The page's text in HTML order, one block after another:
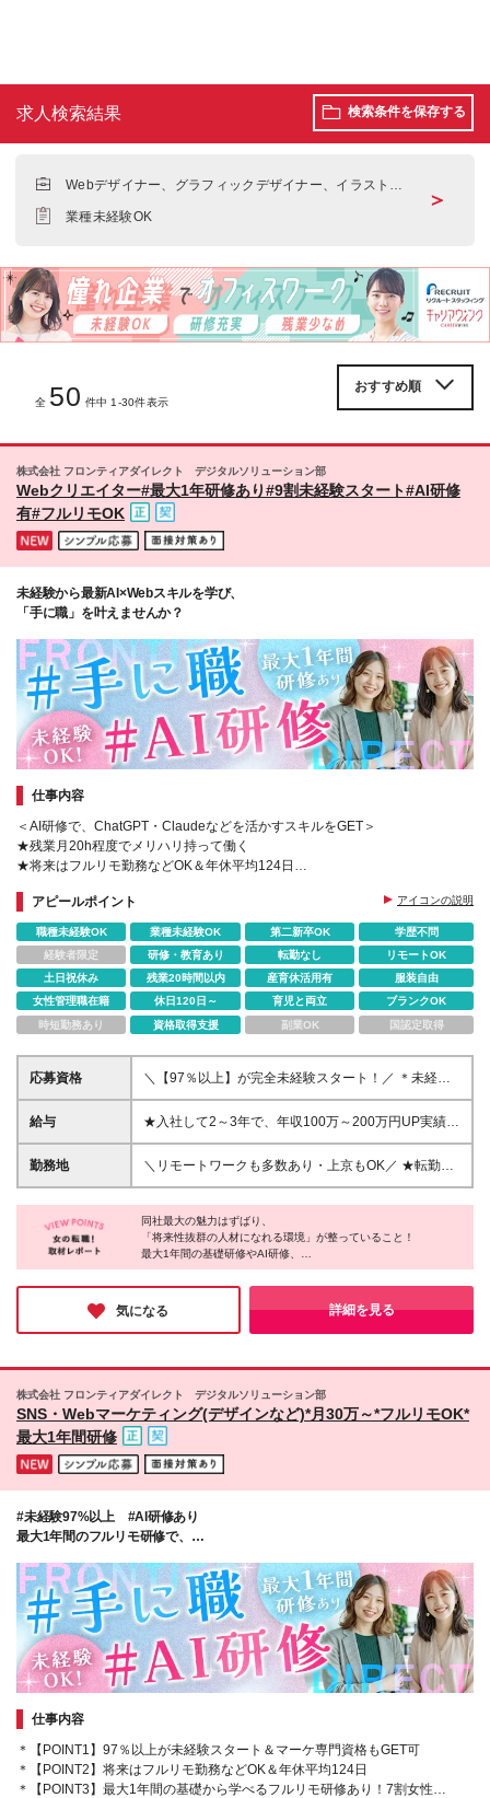
求人検索結果 検索条件を保存する
Webデザイナー、グラフィックデザイナー、イラストレ
業種未経験OK
＞
全 50 件中 1-30件表示
株式会社 フロンティアダイレクト デジタルソリューション部
Webクリエイター#最大1年研修あり#9割未経験スタート#AI研修
有#フルリモOK
未経験から最新AI×Webスキルを学び、
「手に職」を叶えませんか？
仕事内容
＜AI研修で、ChatGPT・Claudeなどを活かすスキルをGET＞
★残業月20h程度でメリハリ持って働く
★将来はフルリモ勤務などOK＆年休平均124日
アピールポイント
アイコンの説明
職種未経験OK 業種未経験OK 第二新卒OK
学歴不問
経験者限定
研修・教育あり 転勤なし
リモートOK
土日祝休み
残業20時間以内 産育休活用有
服装自由
女性管理職在籍
休日120日～ 育児と両立
ブランクOK
時短勤務あり
資格取得支援 副業OK 国認定取得
応募資格
＼【97％以上】が完全未経験スタート！／ ＊未経験
歓迎！文系OK ＊社会人デビューOK ＊ITスクールに通
ったことがなくてもOK！ ＊職務経歴一切不問 ★学
も歓迎▼ ★手に職付けたい方 ┗ChatGPTと対話した
ことがある人は尚歓迎！ ★Web業界に興味関心があ
たり、コミュニケーションを取る機会が多いので、
コミュニケーション力が活かせます！ ＼超スピー
ド選考／ ・人柄重視のポテンシャル採用 ・Web面接1
回 ・内定迄最短3日 「ITやWeb業界にチャレンジした
い」 「クリエイティブなことが好き」 「将来的に役
に立つスキルを身につけたい」 「仕事だけでなく、
プライベートも大切にしたい方」 という方にピッタ
給与
★入社して2～3年で、年収100万～200万円UP実績あ
り★ 月給30万円～80万円以上＋賞与年2回 └固定残業
代（月20時間分／2万9300円）含む。超過分は別途全
50万円 └固定残業代（月20時間分／2万9300円～4万
3700円以上）含む。 ※超過分は別途全額支給します
★IT業界経験者、もしくは独学でITについて学ばれて
24.7万円～
勤務地
＼リモートワークも多数あり・上京もOK／ ★転勤な
し／希望を考慮★ 現在”全国”への展開を進めており、
全国各地で募集中！ 一都三県、関東、中部、関西、
中国、九州など多数 【本社】東京都渋谷区渋谷3-3-
5 NBF渋谷イースト2F ゆくゆくは… ☆フルリモー
トワーク ☆フレックス ☆フリーランス ☆副業で稼
ぐ などもOK ◆リモートワーク実施中 ※プロジェク
トによって変動あり ◆U・Iターン歓迎 ◆直行直帰可
◆上京支援制度を活用し、初めての上京もサポート！
成長企業なんです◎ 「経験を積み、いずれは地元に
戻って活躍したい」 そんな方でも活躍できます！ ＼
オフィスの魅力をご紹介／ ★リフレッシュルーム設
置 （自由に使えるカフェスペース♪） ★カフェマシン
ジ・冷蔵庫あり ★社内イベントあり （ビュッフェや
体験型イベントなどなど！！） ※変更の範囲／稼働案
件に応じて勤務場所が変更となる可能性があります
（東京近郊エリア）
同社最大の魅力はずばり、
「将来性抜群の人材になれる環境」が整っていること！
最大1年間の基礎研修やAI研修、
専属メンターの伴走に加え、
配属後のフォロー体制も万全。
さらに、クリエイターやエンジニア等へ
柔軟にジョブチェンジできる選択肢の多さも驚きでした！
「同社なら間違いなく充実したキャリアが築ける」と確信できる
少しでも気になった方は、ぜひお気軽にご応募してみてはいかが
気になる 詳細を見る
株式会社 フロンティアダイレクト デジタルソリューション部
SNS・Webマーケティング(デザインなど)*月30万～*フルリモOK*
最大1年間研修
#未経験97%以上 #AI研修あり
最大1年間のフルリモ研修で、
仕事内容
＊【POINT1】97％以上が未経験スタート＆マーケ専門資格もGET可
＊【POINT2】将来はフルリモ勤務などOK＆年休平均124日
＊【POINT3】最大1年間の基礎から学べるフルリモ研修あり！7割女性社